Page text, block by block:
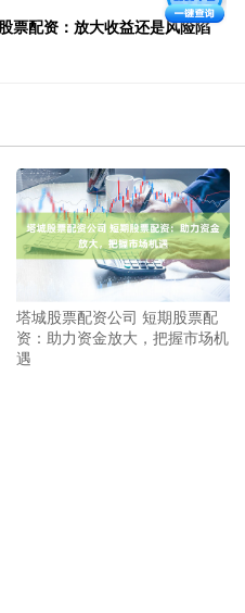
票配资：放大收益还是风险陷
塔城股票配资公司 短期股票配
资：助力资金放大，把握市场机
遇